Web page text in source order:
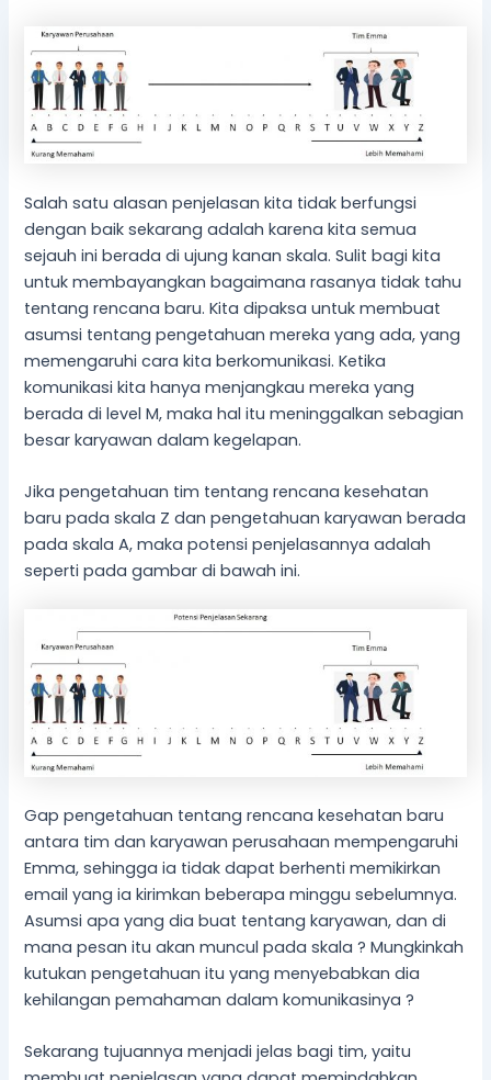
Salah satu alasan penjelasan kita tidak berfungsi
dengan baik sekarang adalah karena kita semua
sejauh ini berada di ujung kanan skala. Sulit bagi kita
untuk membayangkan bagaimana rasanya tidak tahu
tentang rencana baru. Kita dipaksa untuk membuat
asumsi tentang pengetahuan mereka yang ada, yang
memengaruhi cara kita berkomunikasi. Ketika
komunikasi kita hanya menjangkau mereka yang
berada di level M, maka hal itu meninggalkan sebagian
besar karyawan dalam kegelapan.
Jika pengetahuan tim tentang rencana kesehatan
baru pada skala Z dan pengetahuan karyawan berada
pada skala A, maka potensi penjelasannya adalah
seperti pada gambar di bawah ini.
Gap pengetahuan tentang rencana kesehatan baru
antara tim dan karyawan perusahaan mempengaruhi
Emma, ​​sehingga ia tidak dapat berhenti memikirkan
email yang ia kirimkan beberapa minggu sebelumnya.
Asumsi apa yang dia buat tentang karyawan, dan di
mana pesan itu akan muncul pada skala ? Mungkinkah
kutukan pengetahuan itu yang menyebabkan dia
kehilangan pemahaman dalam komunikasinya ?
Sekarang tujuannya menjadi jelas bagi tim, yaitu